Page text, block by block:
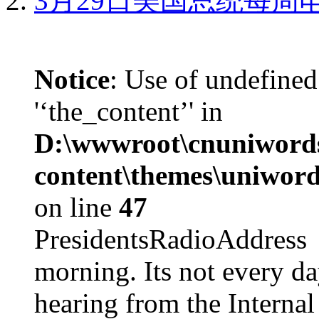
Notice: Use of
'‘the_content’' in
on line 47
morning. Its not every
hearing from the